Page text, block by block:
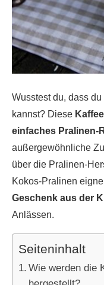
Wusstest du, dass du
kannst? Diese
einfaches Pralinen-
außergewöhnliche
über die Pralinen-
Kokos-Pralinen
Geschenk aus der
Anlässen.
Seiteninhalt
Wie werden die